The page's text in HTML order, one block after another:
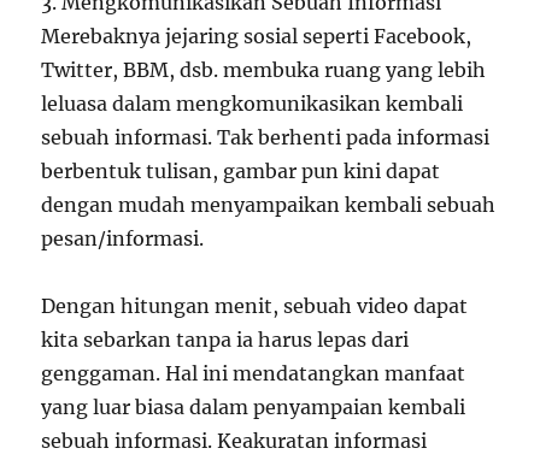
Merebaknya jejaring sosial seperti Facebook,
Twitter, BBM, dsb. membuka ruang yang lebih
leluasa dalam mengkomunikasikan kembali
sebuah informasi. Tak berhenti pada informasi
berbentuk tulisan, gambar pun kini dapat
dengan mudah menyampaikan kembali sebuah
pesan/informasi.
Dengan hitungan menit, sebuah video dapat
kita sebarkan tanpa ia harus lepas dari
genggaman. Hal ini mendatangkan manfaat
yang luar biasa dalam penyampaian kembali
sebuah informasi. Keakuratan informasi